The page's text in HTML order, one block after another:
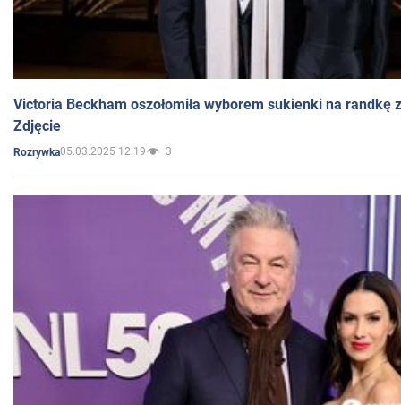
Victoria Beckham oszołomiła wyborem sukienki na randkę
Zdjęcie
Rozrywka05.03.2025 12:19 3